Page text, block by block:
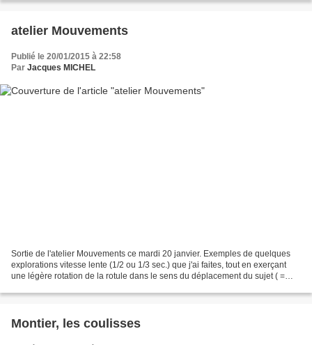
atelier Mouvements
Publié le 20/01/2015 à 22:58
Par Jacques MICHEL
Sortie de l'atelier Mouvements ce mardi 20 janvier. Exemples de quelques
explorations vitesse lente (1/2 ou 1/3 sec.) que j'ai faites, tout en exerçant
une légère rotation de la rotule dans le sens du déplacement du sujet ( =
Montier, les coulisses